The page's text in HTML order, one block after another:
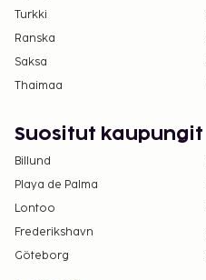
Turkki
Ranska
Saksa
Thaimaa
Suositut kaupungit
Billund
Playa de Palma
Lontoo
Frederikshavn
Göteborg